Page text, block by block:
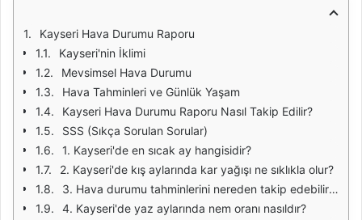
Kayseri Hava Durumu Raporu
Kayseri'nin İklimi
Mevsimsel Hava Durumu
Hava Tahminleri ve Günlük Yaşam
Kayseri Hava Durumu Raporu Nasıl Takip Edilir?
SSS (Sıkça Sorulan Sorular)
1. Kayseri'de en sıcak ay hangisidir?
2. Kayseri'de kış aylarında kar yağışı ne sıklıkla olur?
3. Hava durumu tahminlerini nereden takip edebilirim?
4. Kayseri'de yaz aylarında nem oranı nasıldır?